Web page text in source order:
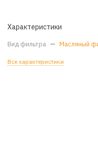
Характеристики
Вид фильтра — Масляный
Все характеристики